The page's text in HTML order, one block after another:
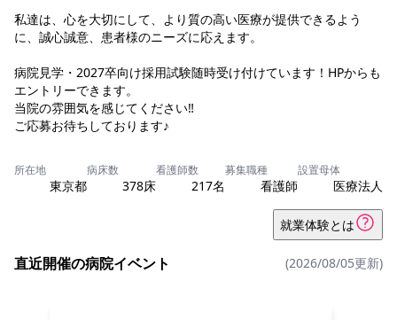
私達は、心を大切にして、より質の高い医療が提供できるよう
に、誠心誠意、患者様のニーズに応えます。
病院見学・2027卒向け採用試験随時受け付けています！HPからも
エントリーできます。
当院の雰囲気を感じてください‼
ご応募お待ちしております♪
所在地
東京都
病床数
378床
看護師数
217名
募集職種
看護師
設置母体
医療法人
就業体験とは
直近開催の病院イベント (2026/08/05更新)